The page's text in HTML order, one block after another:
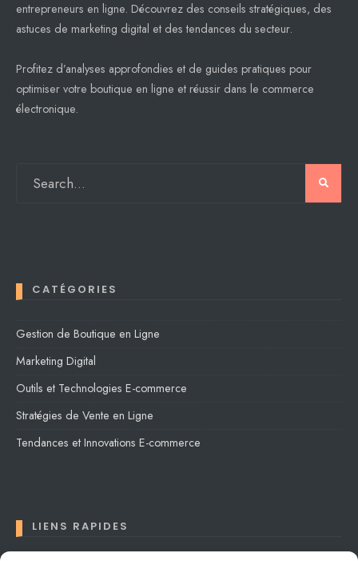
entrepreneurs en ligne. Découvrez des conseils stratégiques, des
astuces de marketing digital et des tendances du secteur.
Profitez d’analyses approfondies et de guides pratiques pour
optimiser votre boutique en ligne et réussir dans le commerce
électronique.
CATÉGORIES
Gestion de Boutique en Ligne
Marketing Digital
Outils et Technologies E-commerce
Stratégies de Vente en Ligne
Tendances et Innovations E-commerce
LIENS RAPIDES